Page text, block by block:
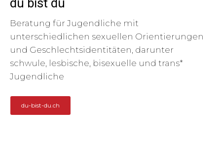
du bist du
Beratung für Jugendliche mit
unterschiedlichen sexuellen Orientierungen
und Geschlechtsidentitäten, darunter
schwule, lesbische, bisexuelle und trans*
Jugendliche
du-bist-du.ch